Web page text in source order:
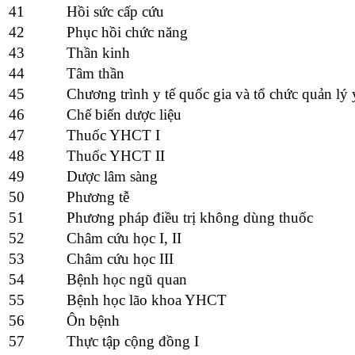
41
Hồi sức cấp cứu
42
Phục hồi chức năng
43
Thần kinh
44
Tâm thần
45
Chương trình y tế quốc gia và tổ chức quản lý
46
Chế biến dược liệu
47
Thuốc YHCT I
48
Thuốc YHCT II
49
Dược lâm sàng
50
Phương tễ
51
Phương pháp điều trị không dùng thuốc
52
Châm cứu học I, II
53
Châm cứu học III
54
Bệnh học ngũ quan
55
Bệnh học lão khoa YHCT
56
Ôn bệnh
57
Thực tập cộng đồng I